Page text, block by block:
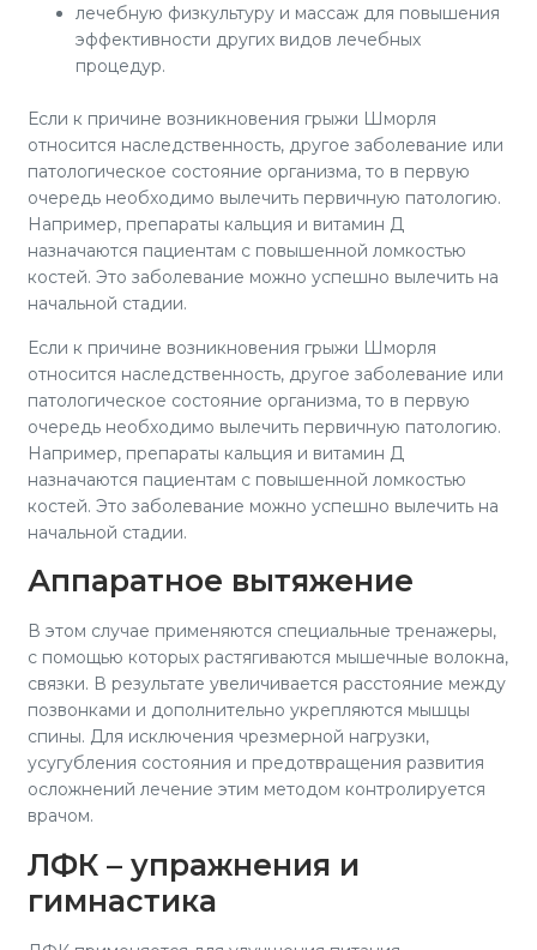
лечебную физкультуру и массаж для повышения
эффективности других видов лечебных
процедур.
Если к причине возникновения грыжи Шморля
относится наследственность, другое заболевание или
патологическое состояние организма, то в первую
очередь необходимо вылечить первичную патологию.
Например, препараты кальция и витамин Д
назначаются пациентам с повышенной ломкостью
костей. Это заболевание можно успешно вылечить на
начальной стадии.
Если к причине возникновения грыжи Шморля
относится наследственность, другое заболевание или
патологическое состояние организма, то в первую
очередь необходимо вылечить первичную патологию.
Например, препараты кальция и витамин Д
назначаются пациентам с повышенной ломкостью
костей. Это заболевание можно успешно вылечить на
начальной стадии.
Аппаратное вытяжение
В этом случае применяются специальные тренажеры,
с помощью которых растягиваются мышечные волокна,
связки. В результате увеличивается расстояние между
позвонками и дополнительно укрепляются мышцы
спины. Для исключения чрезмерной нагрузки,
усугубления состояния и предотвращения развития
осложнений лечение этим методом контролируется
врачом.
ЛФК – упражнения и
гимнастика